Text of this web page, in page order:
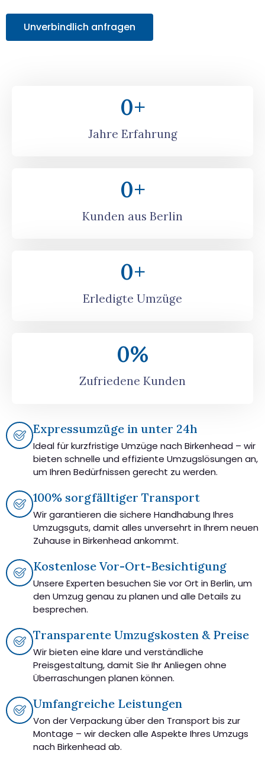
Unverbindlich anfragen
Jahre Erfahrung
0+
Kunden aus Berlin
0+
Erledigte Umzüge
0+
Zufriedene Kunden
0%
Expressumzüge in unter 24h
Ideal für kurzfristige Umzüge nach Birkenhead – wir
bieten schnelle und effiziente Umzugslösungen an,
um Ihren Bedürfnissen gerecht zu werden.
100% sorgfälltiger Transport
Wir garantieren die sichere Handhabung Ihres
Umzugsguts, damit alles unversehrt in Ihrem neuen
Zuhause in Birkenhead ankommt.
Kostenlose Vor-Ort-Besichtigung
Unsere Experten besuchen Sie vor Ort in Berlin, um
den Umzug genau zu planen und alle Details zu
besprechen.
Transparente Umzugskosten & Preise
Wir bieten eine klare und verständliche
Preisgestaltung, damit Sie Ihr Anliegen ohne
Überraschungen planen können.
Umfangreiche Leistungen
Von der Verpackung über den Transport bis zur
Montage – wir decken alle Aspekte Ihres Umzugs
nach Birkenhead ab.